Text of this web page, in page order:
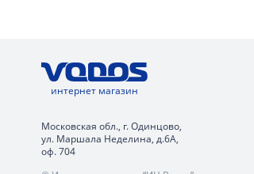
интернет магазин
Московская обл., г. Одинцово,
ул. Маршала Неделина, д.6А,
оф. 704